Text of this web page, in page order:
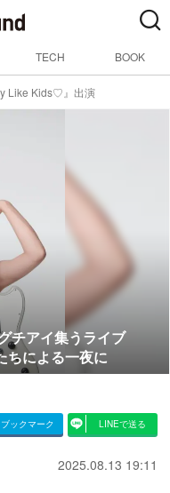
TECH BOOK
Like Kids♡』出演
チアイ集うライブ
による一夜に
ブックマーク LINEで送る
2025.08.13 19:11